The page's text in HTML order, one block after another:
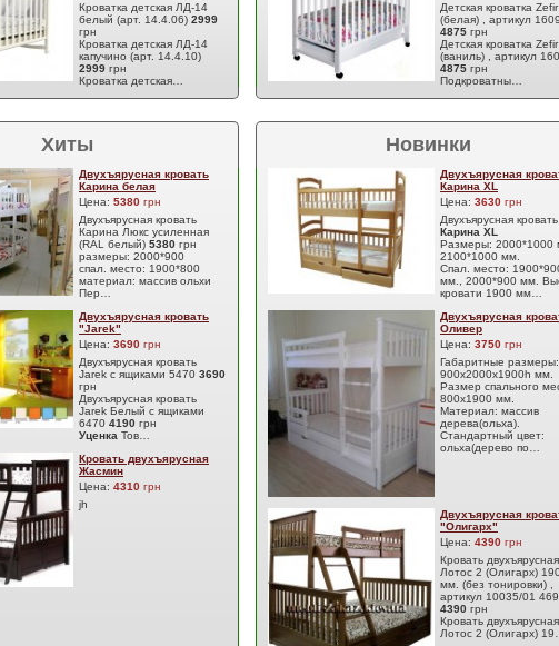
Кроватка детская ЛД-14
белый (арт. 14.4.06) 2999
грн
Кроватка детская ЛД-14
капучино (арт. 14.4.10)
2999 грн
Кроватка детская…
Детская кроватка Zefir
(белая) , артикул
4875 грн
Детская кроватка Zefir
(ваниль) , артикул
4875 грн
Подкроватны…
Хиты Новинки
Двухъярусная кровать
Карина белая
Цена: 5380 грн
Двухъярусная кровать
Карина Люкс усиленная
(RAL белый) 5380 грн
размеры: 2000*900
спал. место: 1900*800
материал: массив ольхи
Пер…
Двухъярусная кровать
"Jarek"
Цена: 3690 грн
Двухъярусная кровать
Jarek с ящиками 5470 3690
грн
Двухъярусная кровать
Jarek Белый с ящиками
6470 4190 грн
Уценка Тов…
Кровать двухъярусная
Жасмин
Цена: 4310 грн
jh
Двухъярусная
Карина XL
Цена: 3630 грн
Двухъярусная кровать
Карина XL
Размеры: 2000*1000
2100*1000 мм.
Спал. место:
мм., 2000*900 мм.
кровати 1900 мм…
Двухъярусная
Оливер
Цена: 3750 грн
Габаритные размеры:
900х2000х1900h мм.
Размер спального
800х1900 мм.
Материал: массив
дерева(ольха).
Стандартный цвет:
ольха(дерево по…
Двухъярусная
"Олигарх"
Цена: 4390 грн
Кровать двухъярусная
Лотос 2 (Олигарх)
мм. (без тонировки) ,
артикул 10035/01
4390 грн
Кровать двухъярусная
Лотос 2 (Олигарх) 19…